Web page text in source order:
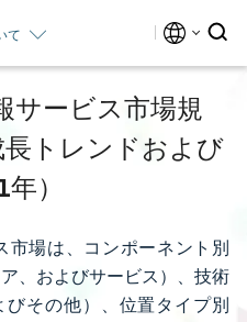
て
サービス市場規
トレンドおよび
）
市場は、コンポーネント別
、およびサービス）、技術
びその他）、位置タイプ別